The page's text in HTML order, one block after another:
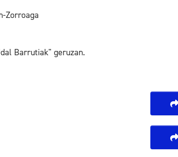
Zorroaga
Barrutiak" geruzan.